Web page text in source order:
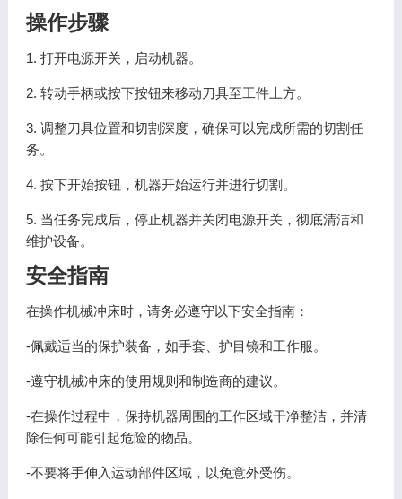
操作步骤
1. 打开电源开关，启动机器。
2. 转动手柄或按下按钮来移动刀具至工件上方。
3. 调整刀具位置和切割深度，确保可以完成所需的切割任
务。
4. 按下开始按钮，机器开始运行并进行切割。
5. 当任务完成后，停止机器并关闭电源开关，彻底清洁和
维护设备。
安全指南
在操作机械冲床时，请务必遵守以下安全指南：
-佩戴适当的保护装备，如手套、护目镜和工作服。
-遵守机械冲床的使用规则和制造商的建议。
-在操作过程中，保持机器周围的工作区域干净整洁，并清
除任何可能引起危险的物品。
-不要将手伸入运动部件区域，以免意外受伤。